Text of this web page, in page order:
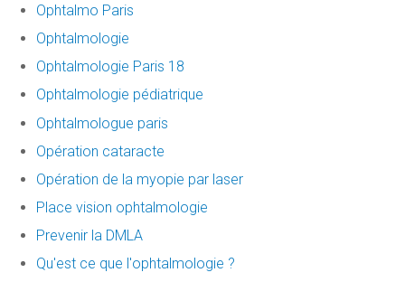
Ophtalmo Paris
Ophtalmologie
Ophtalmologie Paris 18
Ophtalmologie pédiatrique
Ophtalmologue paris
Opération cataracte
Opération de la myopie par laser
Place vision ophtalmologie
Prevenir la DMLA
Qu'est ce que l'ophtalmologie ?